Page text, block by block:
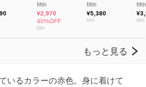
いるカラーの赤色。身に着けて